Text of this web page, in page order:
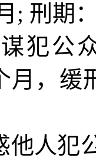
; 刑期
犯公
月，缓
他人犯